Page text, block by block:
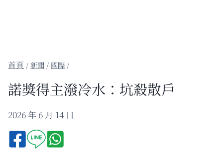
/新聞 / 國際 /
諾獎得主潑冷水：坑殺散戶
2026 年 6 月 14 日